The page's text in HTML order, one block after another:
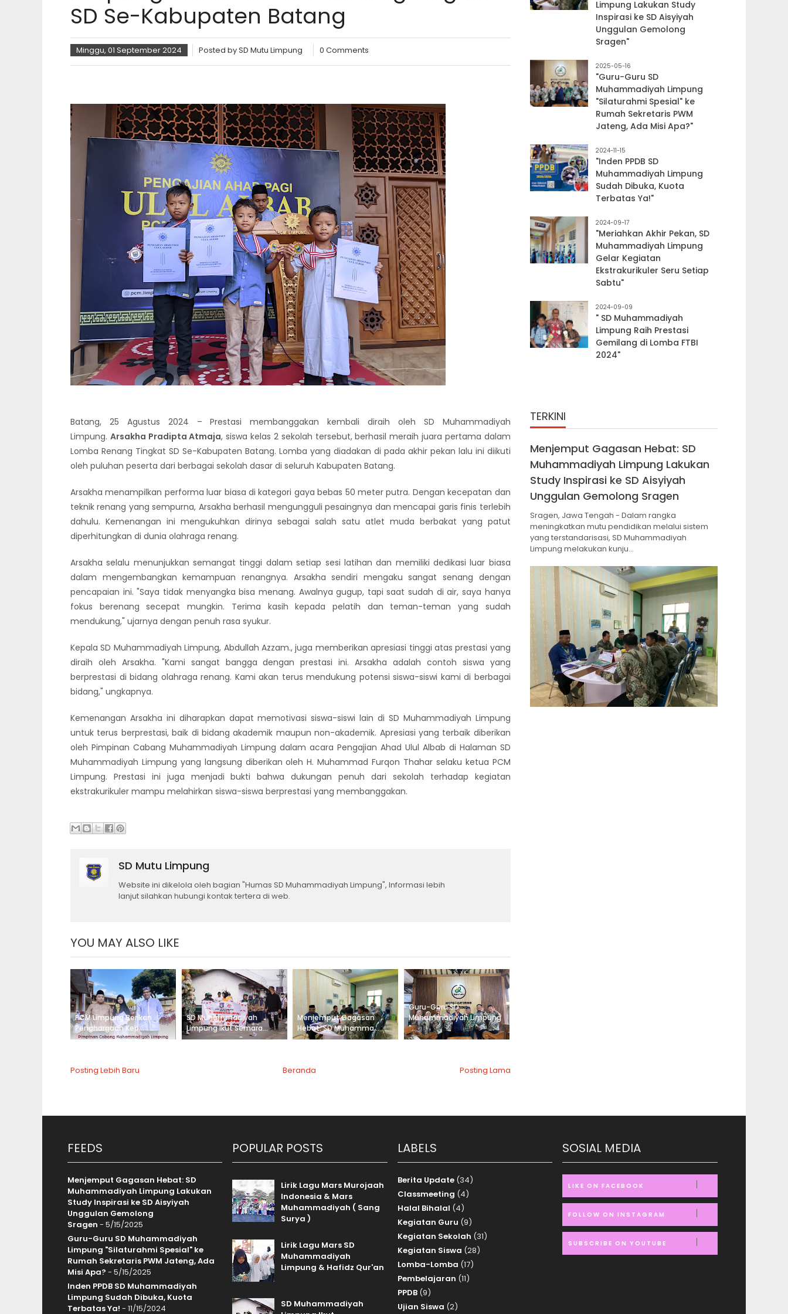
SD Se-Kabupaten Batang
Minggu, 01 September 2024 Posted bySD Mutu Limpung 0 Comments
Batang, 25 Agustus 2024 – Prestasi membanggakan kembali diraih oleh SD Muhammadiyah
Limpung. Arsakha Pradipta Atmaja, siswa kelas 2 sekolah tersebut, berhasil meraih juara pertama dalam
Lomba Renang Tingkat SD Se-Kabupaten Batang. Lomba yang diadakan di pada akhir pekan lalu ini diikuti
oleh puluhan peserta dari berbagai sekolah dasar di seluruh Kabupaten Batang.
Arsakha menampilkan performa luar biasa di kategori gaya bebas 50 meter putra. Dengan kecepatan dan
teknik renang yang sempurna, Arsakha berhasil mengungguli pesaingnya dan mencapai garis finis terlebih
dahulu. Kemenangan ini mengukuhkan dirinya sebagai salah satu atlet muda berbakat yang patut
diperhitungkan di dunia olahraga renang.
Arsakha selalu menunjukkan semangat tinggi dalam setiap sesi latihan dan memiliki dedikasi luar biasa
dalam mengembangkan kemampuan renangnya. Arsakha sendiri mengaku sangat senang dengan
pencapaian ini. "Saya tidak menyangka bisa menang. Awalnya gugup, tapi saat sudah di air, saya hanya
fokus berenang secepat mungkin. Terima kasih kepada pelatih dan teman-teman yang sudah
mendukung," ujarnya dengan penuh rasa syukur.
Kepala SD Muhammadiyah Limpung, Abdullah Azzam., juga memberikan apresiasi tinggi atas prestasi yang
diraih oleh Arsakha. "Kami sangat bangga dengan prestasi ini. Arsakha adalah contoh siswa yang
berprestasi di bidang olahraga renang. Kami akan terus mendukung potensi siswa-siswi kami di berbagai
bidang," ungkapnya.
Kemenangan Arsakha ini diharapkan dapat memotivasi siswa-siswi lain di SD Muhammadiyah Limpung
untuk terus berprestasi, baik di bidang akademik maupun non-akademik. Apresiasi yang terbaik diberikan
oleh Pimpinan Cabang Muhammadiyah Limpung dalam acara Pengajian Ahad Ulul Albab di Halaman SD
Muhammadiyah Limpung yang langsung diberikan oleh H. Muhammad Furqon Thahar selaku ketua PCM
Limpung. Prestasi ini juga menjadi bukti bahwa dukungan penuh dari sekolah terhadap kegiatan
ekstrakurikuler mampu melahirkan siswa-siswa berprestasi yang membanggakan.
SD Mutu Limpung
Website ini dikelola oleh bagian "Humas SD Muhammadiyah Limpung", Informasi lebih
lanjut silahkan hubungi kontak tertera di web.
YOU MAY ALSO LIKE
PCM Limpung Berikan
Penghargaan Kep...
SD Muhammadiyah
Limpung Ikut Semara...
Menjemput Gagasan
Hebat: SD Muhamma...
Guru-Guru SD
Muhammadiyah Limpung
"...
Posting Lebih Baru Posting Lama
Beranda
Limpung Lakukan Study
Inspirasi ke SD Aisyiyah
Unggulan Gemolong
Sragen"
2025-05-16
"Guru-Guru SD
Muhammadiyah Limpung
"Silaturahmi Spesial" ke
Rumah Sekretaris PWM
Jateng, Ada Misi Apa?"
2024-11-15
"Inden PPDB SD
Muhammadiyah Limpung
Sudah Dibuka, Kuota
Terbatas Ya!"
2024-09-17
"Meriahkan Akhir Pekan, SD
Muhammadiyah Limpung
Gelar Kegiatan
Ekstrakurikuler Seru Setiap
Sabtu"
2024-09-09
" SD Muhammadiyah
Limpung Raih Prestasi
Gemilang di Lomba FTBI
2024"
TERKINI
Menjemput Gagasan Hebat: SD
Muhammadiyah Limpung Lakukan
Study Inspirasi ke SD Aisyiyah
Unggulan Gemolong Sragen
Sragen, Jawa Tengah - Dalam rangka
meningkatkan mutu pendidikan melalui sistem
yang terstandarisasi, SD Muhammadiyah
Limpung melakukan kunju...
FEEDS
Menjemput Gagasan Hebat: SD
Muhammadiyah Limpung Lakukan
Study Inspirasi ke SD Aisyiyah
Unggulan Gemolong
Sragen - 5/15/2025
Guru-Guru SD Muhammadiyah
Limpung "Silaturahmi Spesial" ke
Rumah Sekretaris PWM Jateng, Ada
Misi Apa? - 5/15/2025
Inden PPDB SD Muhammadiyah
Limpung Sudah Dibuka, Kuota
Terbatas Ya! - 11/15/2024
POPULAR POSTS
Lirik Lagu Mars Murojaah
Indonesia & Mars
Muhammadiyah ( Sang
Surya )
Lirik Lagu Mars SD
Muhammadiyah
Limpung & Hafidz Qur'an
SD Muhammadiyah
LABELS
Berita Update (34)
Classmeeting (4)
Halal Bihalal (4)
Kegiatan Guru (9)
Kegiatan Sekolah (31)
Kegiatan Siswa (28)
Lomba-Lomba (17)
Pembelajaran (11)
PPDB (9)
Ujian Siswa (2)
SOSIAL MEDIA
LIKE ON FACEBOOK
FOLLOW ON INSTAGRAM
SUBSCRIBE ON YOUTUBE